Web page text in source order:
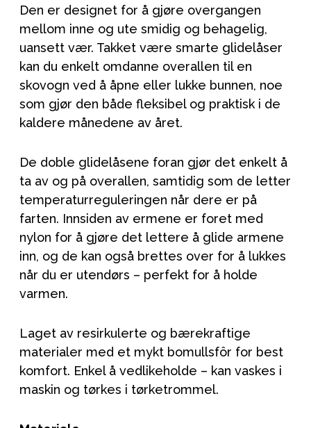
Den er designet for å gjøre overgangen
mellom inne og ute smidig og behagelig,
uansett vær. Takket være smarte glidelåser
kan du enkelt omdanne overallen til en
skovogn ved å åpne eller lukke bunnen, noe
som gjør den både fleksibel og praktisk i de
kaldere månedene av året.
De doble glidelåsene foran gjør det enkelt å
ta av og på overallen, samtidig som de letter
temperaturreguleringen når dere er på
farten. Innsiden av ermene er foret med
nylon for å gjøre det lettere å glide armene
inn, og de kan også brettes over for å lukkes
når du er utendørs – perfekt for å holde
varmen.
Laget av resirkulerte og bærekraftige
materialer med et mykt bomullsfôr for best
komfort. Enkel å vedlikeholde – kan vaskes i
maskin og tørkes i tørketrommel.